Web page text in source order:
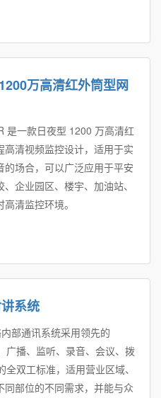
万高清红外筒型网
是一款日夜型 1200 万高清红
清视频监控设计，适用于实
场合，可以广泛应用于平安
企业园区、楼宇、加油站、
清监控环境。
系统
部通讯系统采用领先的
广播、监听、录音、会议、拨
双工标准，适用营业区域、
部位的不同需求，并能与众